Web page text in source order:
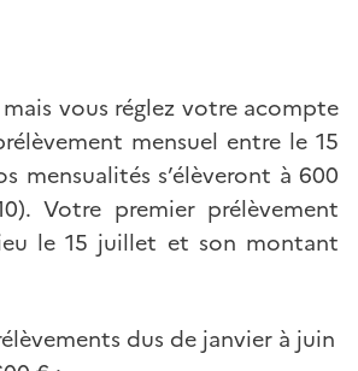
vous réglez votre acompte
mensuel entre le 15
mensualités s’élèveront à 600
Votre premier prélèvement
le 15 juillet et son montant
dus de janvier à juin